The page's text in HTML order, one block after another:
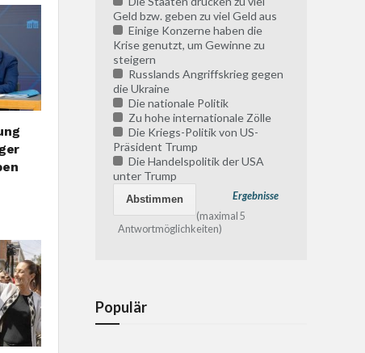
Geld bzw. geben zu viel Geld aus
Einige Konzerne haben die
Krise genutzt, um Gewinne zu
steigern
Russlands Angriffskrieg gegen
die Ukraine
Die nationale Politik
Zu hohe internationale Zölle
Die Kriegs-Politik von US-
Präsident Trump
Die Handelspolitik der USA
unter Trump
Ergebnisse
(maximal 5
Antwortmöglichkeiten)
Populär